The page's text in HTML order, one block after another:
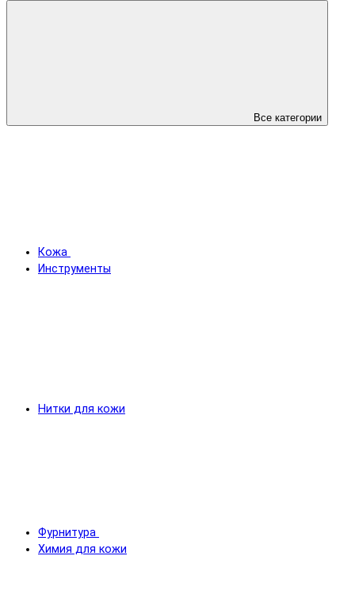
Все категории
Кожа
Инструменты
Нитки для кожи
Фурнитура
Химия для кожи